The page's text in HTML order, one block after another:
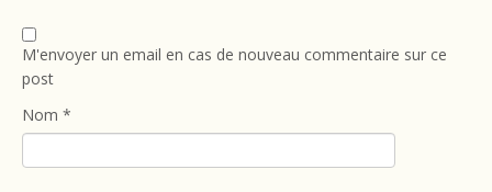
M'envoyer un email en cas de nouveau commentaire sur ce
post
Nom *